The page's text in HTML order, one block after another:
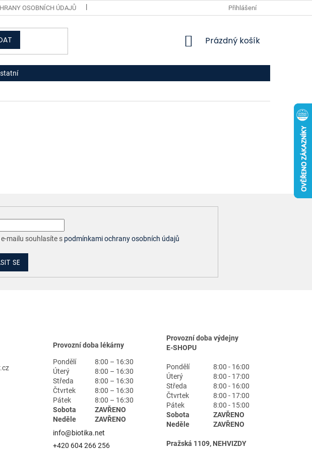
OSOBNÍCH ÚDAJŮ Přihlášení
NÁKUPNÍ
Prázdný košík
mailu souhlasíte s podmínkami ochrany osobních údajů
SE
Provozní doba lékárny
Pondělí
8:00 – 16:30
Úterý
8:00 – 16:30
Středa
8:00 – 16:30
Čtvrtek
8:00 – 16:30
Pátek
8:00 – 16:30
Sobota
ZAVŘENO
Neděle
ZAVŘENO
info@biotika.net
+420 604 266 256
Provozní doba výdejny
E-SHOPU
Pondělí
8:00 - 16:00
Úterý
8:00 - 17:00
Středa
8:00 - 16:00
Čtvrtek
8:00 - 17:00
Pátek
8:00 - 15:00
Sobota
ZAVŘENO
Neděle
ZAVŘENO
Pražská 1109, NEHVIZDY